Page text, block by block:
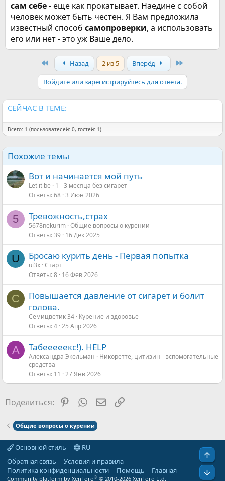
сам себе- еще как прокатывает. Наедине с собой
человек может быть честен. Я Вам предложила
известный способ самопроверки, а использовать
его или нет - это уж Ваше дело.
Назад 2 из 5 Вперёд
Войдите или зарегистрируйтесь для ответа.
СЕЙЧАС В ТЕМЕ:
Всего: 1 (пользователей: 0, гостей: 1)
Похожие темы
Вот и начинается мой путь
Let it be
1 - 3 месяца без сигарет
Ответы 68 3 Июн 2026
5 Тревожность,страх
5678nekurim Общие вопросы о курении
Ответы 39 16 Дек 2025
U Бросаю курить день - Первая попытка
ui3x Старт
Ответы 8 16 Фев 2026
С
Повышается давление от сигарет и болит
голова.
Семицветик 34 Курение и здоровье
Ответы 4 25 Апр 2026
А Табееееекс!). HELP
Александра Экельман
Никоретте, цитизин - вспомогательные
средства
Ответы 11 27 Янв 2026
Поделиться: Pinterest
WhatsAppЭлектронная почта
Ссылка
Общие вопросы о курении
Основной стиль
RU
Обратная связь
Условия и правила
Политика конфиденциальности
Помощь Главная
Community platform by XenForo® © 2010-2026 XenForo Ltd.